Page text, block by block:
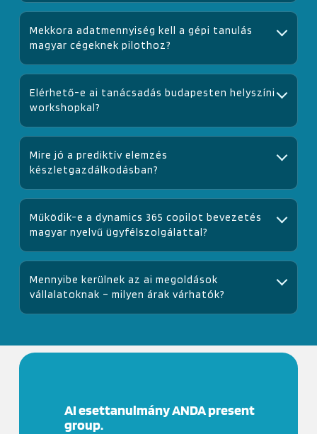
A mini audit segít a scope és az erőforrás becslésében.
Általában 1–2 belső szakértő, heti néhány óra és célzott
adatkör szükséges.
mekkora adatmennyiség kell a gépi tanulás
magyar cégeknek pilothoz?
Már 30–90 napnyi, jó minőségű adatsorral érdemes indulni; a
hiányzó adatot adatpótlással és feature-mérnökséggel
kezeljük.
elérhető-e ai tanácsadás budapesten helyszíni
workshopkal?
Igen, Budapesten és országosan is végzünk helyszíni vagy
hibrid workshopokat, az igényekhez igazítva.
mire jó a prediktív elemzés
készletgazdálkodásban?
Csökkentheti a készlethiányt és a túlzott készletezést, előre
jelzi a kilengéseket, és javaslatot tesz az optimális szintekre.
működik-e a dynamics 365 copilot bevezetés
magyar nyelvű ügyfélszolgálattal?
Igen, a legtöbb üzleti funkció jól használható, és ahol
szükséges, kiegészítő folyamatokkal vagy egyedi
megoldással támogatjuk.
mennyibe kerülnek az ai megoldások
vállalatoknak – milyen árak várhatók?
lehet pontos becslést adni.
AI esettanulmány ANDA present
group.